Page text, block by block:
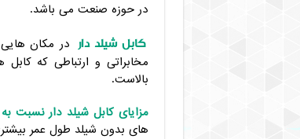
در حوزه صنعت می باشد.
کابل شیلد دار در مکان
مخابراتی و ارتباطی که
بالاست.
مزایای کابل شیلد دار نسبت
های بدون شیلد طول عمر